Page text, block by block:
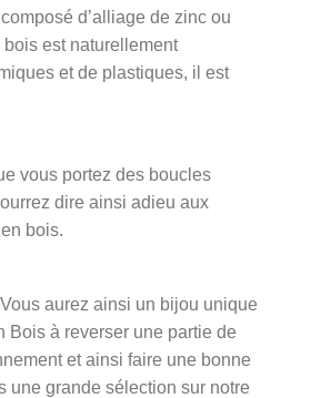
d’alliage de zinc ou
est naturellement
et de plastiques, il est
vous portez des boucles
dire ainsi adieu aux
bois.
aurez ainsi un bijou unique
Bois à reverser une partie de
et ainsi faire une bonne
une grande sélection sur notre